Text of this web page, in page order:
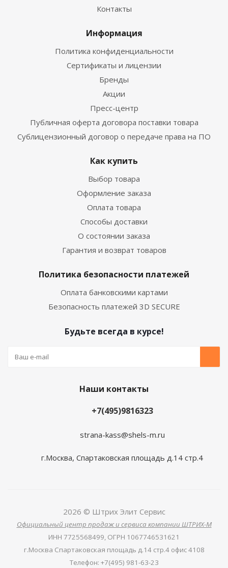
Контакты
Информация
Политика конфиденциальности
Сертификаты и лицензии
Бренды
Акции
Пресс-центр
Публичная оферта договора поставки товара
Сублицензионный договор о передаче права на ПО
Как купить
Выбор товара
Оформление заказа
Оплата товара
Способы доставки
О состоянии заказа
Гарантия и возврат товаров
Политика безопасности платежей
Оплата банковскими картами
Безопасность платежей 3D SECURE
Будьте всегда в курсе!
Наши контакты
+7(495)9816323
strana-kass@shels-m.ru
г.Москва, Спартаковская площадь д.14 стр.4
2026 © Штрих Элит Сервис
Официальный центр продаж и сервиса компании ШТРИХ-М
ИНН 7725568499, ОГРН 1067746531621
г.Москва Спартаковская площадь д.14 стр.4 офис 4108
Телефон: +7(495) 981-63-23